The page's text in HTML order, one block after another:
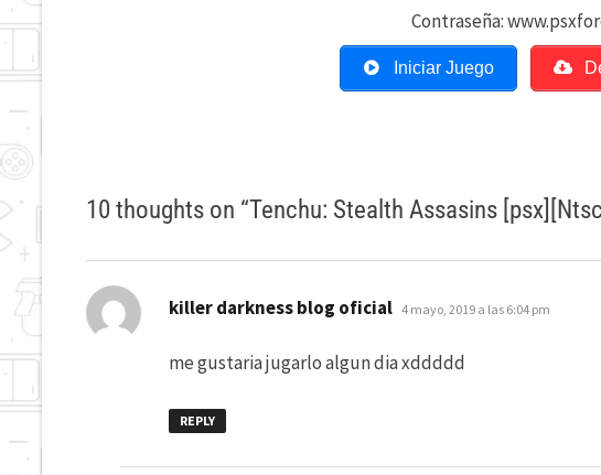
Contraseña:
Iniciar Juego
10 thoughts on “Tenchu: Stealth Assasins
killer darkness blog oficial dice:
4 mayo, 2019 a las 6:04 pm
me gustaria jugarlo algun dia xddddd
REPLY